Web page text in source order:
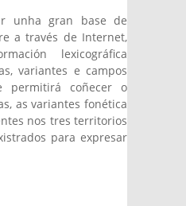
unha gran base de
a través de Internet,
lexicográfica
variantes e campos
permitirá coñecer o
as variantes fonética
nos tres territorios
para expresar